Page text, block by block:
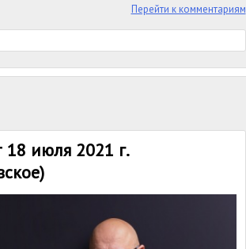
Перейти к комментариям
июля 2021 г.